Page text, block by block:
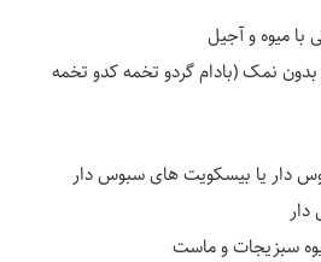
میوه و آجیل
نمک (بادام گردو تخمه کدو تخمه
دار یا بیسکویت های سبوس دار
سبزیجات و ماست